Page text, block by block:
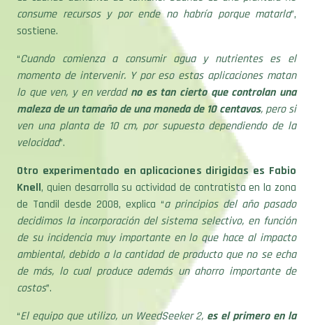
consume recursos y por ende no habría porque matarla”,
sostiene.
“Cuando comienza a consumir agua y nutrientes es el
momento de intervenir. Y por eso estas aplicaciones matan
lo que ven, y en verdad no es tan cierto que controlan una
maleza de un tamaño de una moneda de 10 centavos, pero si
ven una planta de 10 cm, por supuesto dependiendo de la
velocidad”.
Otro experimentado en aplicaciones dirigidas es Fabio
Knell, quien desarrolla su actividad de contratista en la zona
de Tandil desde 2008, explica “a principios del año pasado
decidimos la incorporación del sistema selectivo, en función
de su incidencia muy importante en lo que hace al impacto
ambiental, debido a la cantidad de producto que no se echa
de más, lo cual produce además un ahorro importante de
costos”.
“El equipo que utilizo, un WeedSeeker 2, es el primero en la